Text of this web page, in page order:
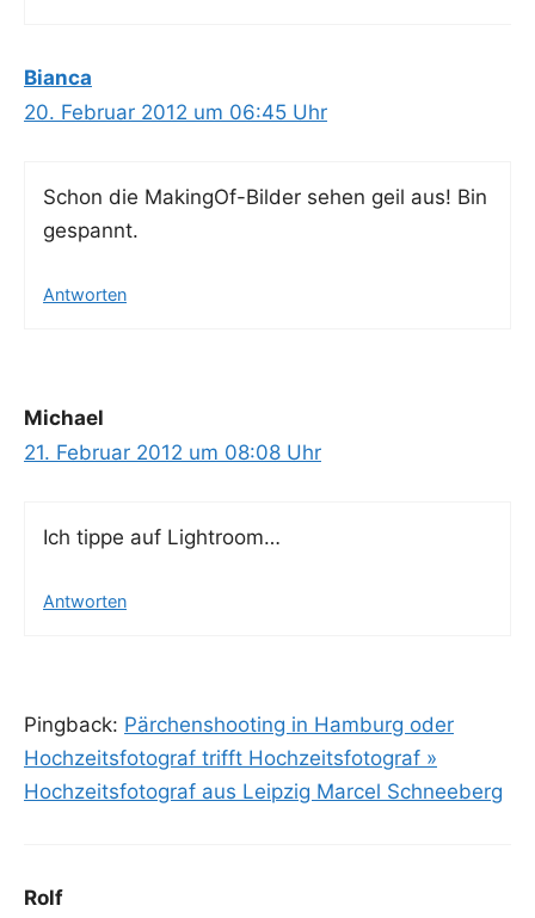
Bianca
20. Februar 2012 um 06:45 Uhr
Schon die Making­Of-Bil­der sehen geil aus! Bin
gespannt.
Antworten
Michael
21. Februar 2012 um 08:08 Uhr
Ich tip­pe auf Lightroom…
Antworten
Pingback: Pärchenshooting in Hamburg oder
Hochzeitsfotograf trifft Hochzeitsfotograf »
Hochzeitsfotograf aus Leipzig Marcel Schneeberg
Rolf